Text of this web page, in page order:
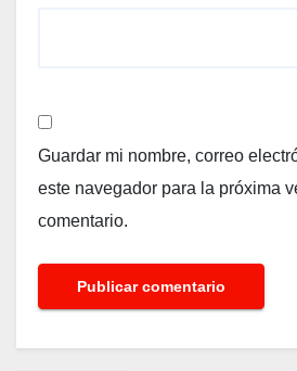
Guardar mi nombre, correo
este navegador para la próxima
comentario.